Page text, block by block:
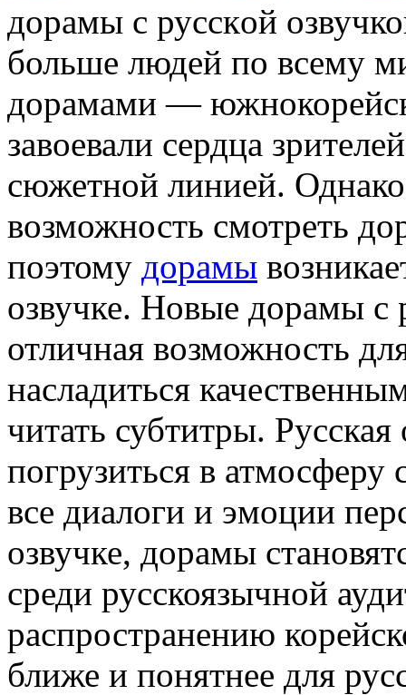
дoрaмы с русскoй
больше людей по всему
дорамами —
завоевали сердца
сюжетной линией.
возможность смотреть
поэтому дорамы
озвучке. Новые дорамы с
отличная возможность
насладиться
читать субтитры.
погрузиться в
все диалоги и эмоции
озвучке, дорамы
среди русскоязычной
распространению
ближе и понятнее для